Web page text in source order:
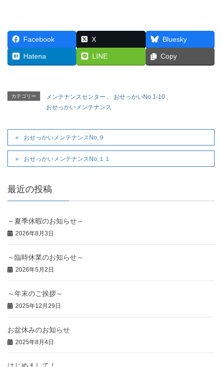
Facebook X Bluesky
Hatena LINE Copy
カテゴリー メンテナンスセンター 、 おせっかいNo.1-10 、
おせっかいメンテナンス
おせっかいメンテナンスNo,９
おせっかいメンテナンスNo,１１
最近の投稿
～夏季休暇のお知らせ～
2026年8月3日
～臨時休業のお知らせ～
2026年5月2日
～年末のご挨拶～
2025年12月29日
お盆休みのお知らせ
2025年8月4日